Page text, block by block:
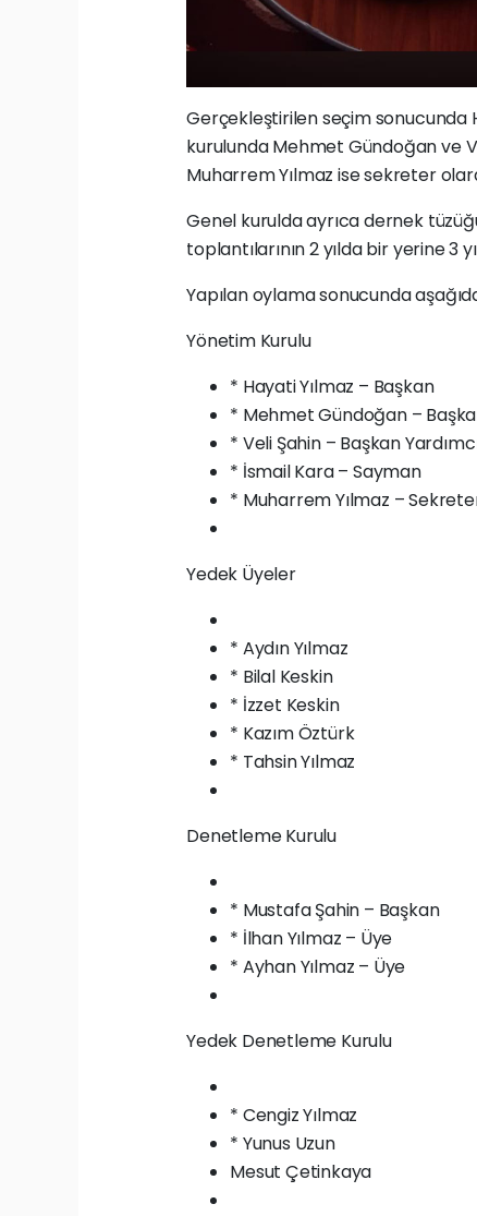
Gerçekleştirilen seçim sonucunda
kurulunda Mehmet Gündoğan ve
Muharrem Yılmaz ise sekreter
Genel kurulda ayrıca dernek
toplantılarının 2 yılda bir yerine 3
Yapılan oylama sonucunda
Yönetim Kurulu
* Hayati Yılmaz – Başkan
* Mehmet Gündoğan –
* Veli Şahin – Başkan
* İsmail Kara – Sayman
* Muharrem Yılmaz –
Yedek Üyeler
* Aydın Yılmaz
* Bilal Keskin
* İzzet Keskin
* Kazım Öztürk
* Tahsin Yılmaz
Denetleme Kurulu
* Mustafa Şahin – Başkan
* İlhan Yılmaz – Üye
* Ayhan Yılmaz – Üye
Yedek Denetleme Kurulu
* Cengiz Yılmaz
* Yunus Uzun
Mesut Çetinkaya